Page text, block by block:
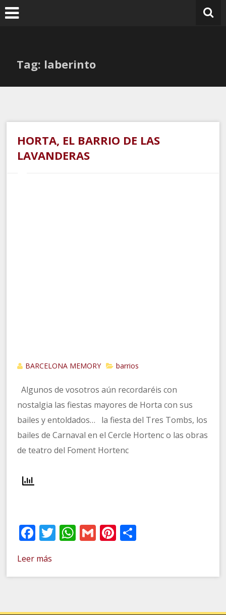
Ir
al
Tag: laberinto
HORTA, EL BARRIO DE LAS
LAVANDERAS
BARCELONA MEMORY barrios
Algunos de vosotros aún recordaréis con
nostalgia las fiestas mayores de Horta con sus
bailes y entoldados… la fiesta del Tres Tombs, los
bailes de Carnaval en el Cercle Hortenc o las obras
de teatro del Foment Hortenc
Facebook
Twitter
WhatsApp
GmailPinterest
Leer más